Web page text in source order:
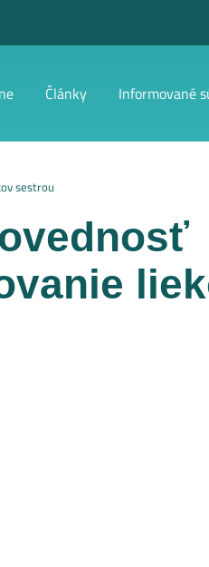
Články Informované
sestrou